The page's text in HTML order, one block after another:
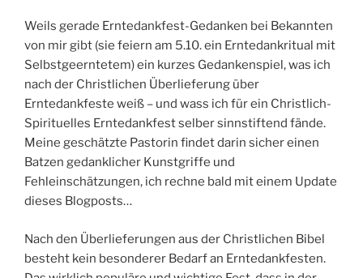
Weils gerade Erntedankfest-Gedanken bei Bekannten
von mir gibt (sie feiern am 5.10. ein Erntedankritual mit
Selbstgeerntetem) ein kurzes Gedankenspiel, was ich
nach der Christlichen Überlieferung über
Erntedankfeste weiß – und wass ich für ein Christlich-
Spirituelles Erntedankfest selber sinnstiftend fände.
Meine geschätzte Pastorin findet darin sicher einen
Batzen gedanklicher Kunstgriffe und
Fehleinschätzungen, ich rechne bald mit einem Update
dieses Blogposts…
Nach den Überlieferungen aus der Christlichen Bibel
besteht kein besonderer Bedarf an Erntedankfesten.